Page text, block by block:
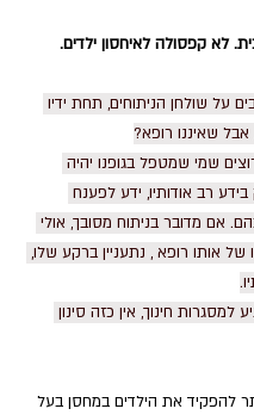
לא קפסולה לאיחסון ילדים.
על שולחן הניתוחים, תחת ידיו
שאיננו רופא?
שמי שמטפל בגופנו יהיה
רב אודותיו, ידע לפענח
אם מדובר בניתוח מסובך, אולי
אותו רופא , נתעניין ברקע שלו,
חינוך, אין כזה סינון
להפקיד את הילדים במחסן בעל